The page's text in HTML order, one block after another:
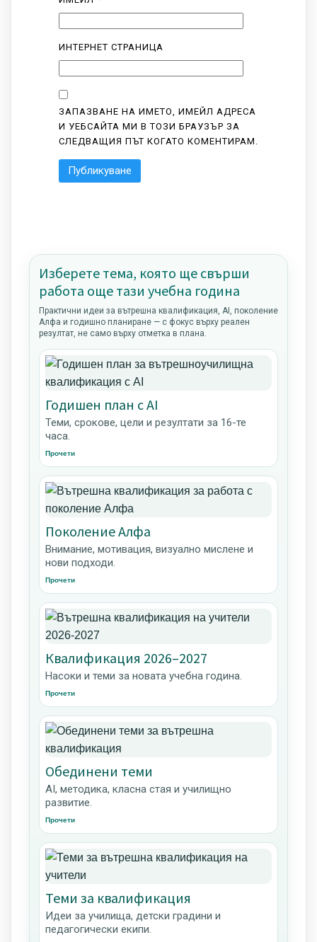
ИНТЕРНЕТ СТРАНИЦА
ЗАПАЗВАНЕ НА ИМЕТО, ИМЕЙЛ АДРЕСА
И УЕБСАЙТА МИ В ТОЗИ БРАУЗЪР ЗА
СЛЕДВАЩИЯ ПЪТ КОГАТО КОМЕНТИРАМ.
Изберете тема, която ще свърши
работа още тази учебна година
Практични идеи за вътрешна квалификация, AI, поколение
Алфа и годишно планиране — с фокус върху реален
резултат, не само върху отметка в плана.
Годишен план с AI
Теми, срокове, цели и резултати за 16-те
часа.
Прочети
Поколение Алфа
Внимание, мотивация, визуално мислене и
нови подходи.
Прочети
Квалификация 2026–2027
Насоки и теми за новата учебна година.
Прочети
Обединени теми
AI, методика, класна стая и училищно
развитие.
Прочети
Теми за квалификация
Идеи за училища, детски градини и
педагогически екипи.